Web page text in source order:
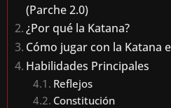
(Parche 2.0)
¿Por qué la Katana?
Cómo jugar con la Katana
Habilidades Principales
Reflejos
Constitución